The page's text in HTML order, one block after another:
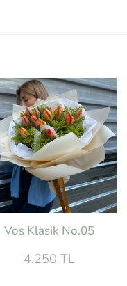
Vos Klasik No.05
4.250 TL